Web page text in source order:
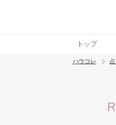
トップ
トレンド
ハウコレ